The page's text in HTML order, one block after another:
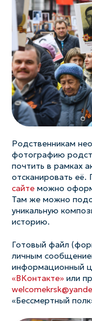
Родственникам
фотографию
почтить в рамках
отсканировать
сайте можно
Там же можно
уникальную
историю.
Готовый файл
личным
информационный
«ВКонтакте» или
«Бессмертный